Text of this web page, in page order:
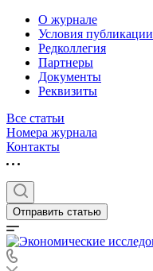
О журнале
Условия публикации
Редколлегия
Партнеры
Документы
Реквизиты
Все статьи
Номера журнала
Контакты
Отправить статью